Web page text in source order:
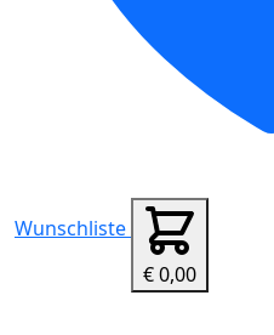
Wunschliste
€ 0,00